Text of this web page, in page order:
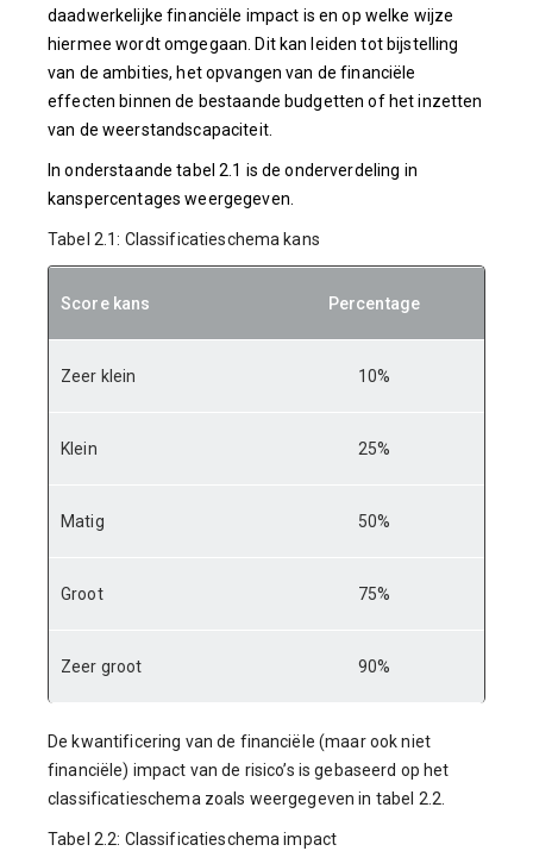
daadwerkelijke financiële impact is en op welke wijze
hiermee wordt omgegaan. Dit kan leiden tot bijstelling
van de ambities, het opvangen van de financiële
effecten binnen de bestaande budgetten of het inzetten
van de weerstandscapaciteit.
In onderstaande tabel 2.1 is de onderverdeling in
kanspercentages weergegeven.
Tabel 2.1: Classificatieschema kans
Score kans Percentage
Zeer klein 10%
Klein 25%
Matig 50%
Groot 75%
Zeer groot 90%
De kwantificering van de financiële (maar ook niet
financiële) impact van de risico’s is gebaseerd op het
classificatieschema zoals weergegeven in tabel 2.2.
Tabel 2.2: Classificatieschema impact